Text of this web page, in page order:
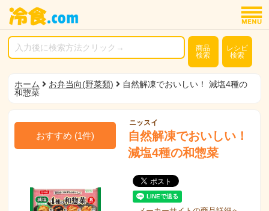
商品
検索
レシピ
検索
ホーム お弁当向(野菜類)
自然解凍でおいしい！ 減塩4種の
和惣菜
おすすめ (1件)
ニッスイ
自然解凍でおいしい！
減塩4種の和惣菜